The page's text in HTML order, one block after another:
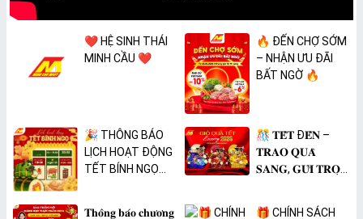
❤️ HỆ SINH THÁI
MINH CẦU ❤️
🔥 ĐẾN CHỢ SỚM
– NHẬN ƯU ĐÃI
BẤT NGỜ 🔥
🎉 THÔNG BÁO
LỊCH HOẠT ĐỘNG
TẾT BÍNH NGỌ
🎊 𝐓𝐄̂́𝐓 Đ𝐄̂́𝐍 –
𝐓𝐑𝐀𝐎 𝐐𝐔𝐀̀
𝐒𝐀𝐍𝐆, 𝐆𝐔̛̉𝐈 𝐓𝐑𝐎̣𝐍
𝐓𝐡𝐨̂𝐧𝐠 𝐛𝐚́𝐨 𝐜𝐡𝐮̛𝐨̛𝐧𝐠
🎁 CHÍNH SÁCH